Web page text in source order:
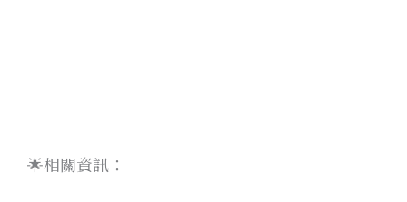
🌟相關資訊：